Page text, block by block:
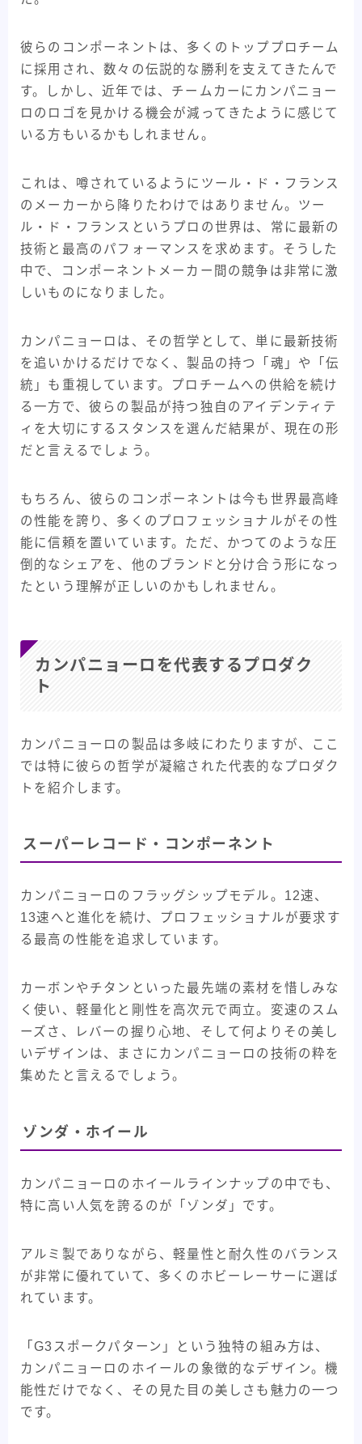
彼らのコンポーネントは、多くのトッププロチーム
に採用され、数々の伝説的な勝利を支えてきたんで
す。しかし、近年では、チームカーにカンパニョー
ロのロゴを見かける機会が減ってきたように感じて
いる方もいるかもしれません。
これは、噂されているようにツール・ド・フランス
のメーカーから降りたわけではありません。ツー
ル・ド・フランスというプロの世界は、常に最新の
技術と最高のパフォーマンスを求めます。そうした
中で、コンポーネントメーカー間の競争は非常に激
しいものになりました。
カンパニョーロは、その哲学として、単に最新技術
を追いかけるだけでなく、製品の持つ「魂」や「伝
統」も重視しています。プロチームへの供給を続け
る一方で、彼らの製品が持つ独自のアイデンティテ
ィを大切にするスタンスを選んだ結果が、現在の形
だと言えるでしょう。
もちろん、彼らのコンポーネントは今も世界最高峰
の性能を誇り、多くのプロフェッショナルがその性
能に信頼を置いています。ただ、かつてのような圧
倒的なシェアを、他のブランドと分け合う形になっ
たという理解が正しいのかもしれません。
カンパニョーロを代表するプロダク
ト
カンパニョーロの製品は多岐にわたりますが、ここ
では特に彼らの哲学が凝縮された代表的なプロダク
トを紹介します。
スーパーレコード・コンポーネント
カンパニョーロのフラッグシップモデル。12速、
13速へと進化を続け、プロフェッショナルが要求す
る最高の性能を追求しています。
カーボンやチタンといった最先端の素材を惜しみな
く使い、軽量化と剛性を高次元で両立。変速のスム
ーズさ、レバーの握り心地、そして何よりその美し
いデザインは、まさにカンパニョーロの技術の粋を
集めたと言えるでしょう。
ゾンダ・ホイール
カンパニョーロのホイールラインナップの中でも、
特に高い人気を誇るのが「ゾンダ」です。
アルミ製でありながら、軽量性と耐久性のバランス
が非常に優れていて、多くのホビーレーサーに選ば
れています。
「G3スポークパターン」という独特の組み方は、
カンパニョーロのホイールの象徴的なデザイン。機
能性だけでなく、その見た目の美しさも魅力の一つ
です。